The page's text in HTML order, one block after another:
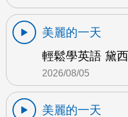
美麗的一天
輕鬆學英語 黛
2026/08/05
美麗的一天